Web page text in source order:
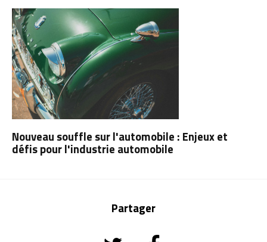
Nouveau souffle sur l'automobile : Enjeux et
défis pour l'industrie automobile
Partager